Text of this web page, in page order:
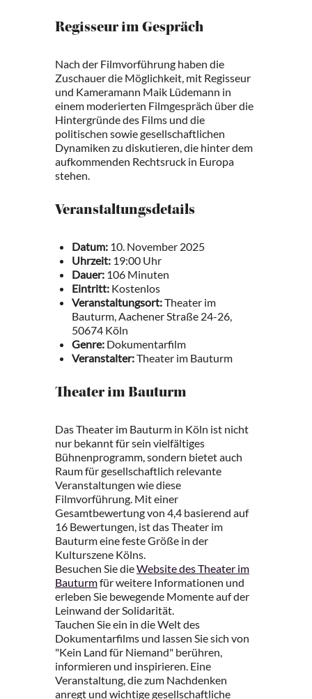
Regisseur im Gespräch
Nach der Filmvorführung haben die
Zuschauer die Möglichkeit, mit Regisseur
und Kameramann Maik Lüdemann in
einem moderierten Filmgespräch über die
Hintergründe des Films und die
politischen sowie gesellschaftlichen
Dynamiken zu diskutieren, die hinter dem
aufkommenden Rechtsruck in Europa
stehen.
Veranstaltungsdetails
Datum: 10. November 2025
Uhrzeit: 19:00 Uhr
Dauer: 106 Minuten
Eintritt: Kostenlos
Veranstaltungsort:Theater im
Bauturm, Aachener Straße 24-26,
50674 Köln
Genre: Dokumentarfilm
Veranstalter:Theater im Bauturm
Theater im Bauturm
Das Theater im Bauturm in Köln ist nicht
nur bekannt für sein vielfältiges
Bühnenprogramm, sondern bietet auch
Raum für gesellschaftlich relevante
Veranstaltungen wie diese
Filmvorführung. Mit einer
Gesamtbewertung von 4,4 basierend auf
16 Bewertungen, ist das Theater im
Bauturm eine feste Größe in der
Kulturszene Kölns.
Besuchen Sie dieWebsite des Theater im
Bauturmfür weitere Informationen und
erleben Sie bewegende Momente auf der
Leinwand der Solidarität.
Tauchen Sie ein in die Welt des
Dokumentarfilms und lassen Sie sich von
"Kein Land für Niemand" berühren,
informieren und inspirieren. Eine
Veranstaltung, die zum Nachdenken
anregt und wichtige gesellschaftliche